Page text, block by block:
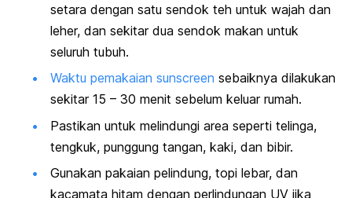
setara dengan satu sendok teh untuk wajah dan
leher, dan sekitar dua sendok makan untuk
seluruh tubuh.
Waktu pemakaian sunscreen sebaiknya dilakukan
sekitar 15 – 30 menit sebelum keluar rumah.
Pastikan untuk melindungi area seperti telinga,
tengkuk, punggung tangan, kaki, dan bibir.
Gunakan pakaian pelindung, topi lebar, dan
kacamata hitam dengan perlindungan UV jika